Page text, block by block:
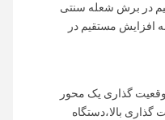
در برش شعله سنتی
افزایش مستقیم در
گذاری یک محور
گذاری بالا،دستگاه